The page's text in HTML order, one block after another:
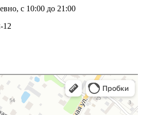
с 10:00 до 21:00
12
поиск мест